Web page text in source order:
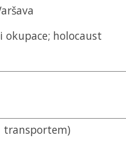
okupace; holocaust
transportem)